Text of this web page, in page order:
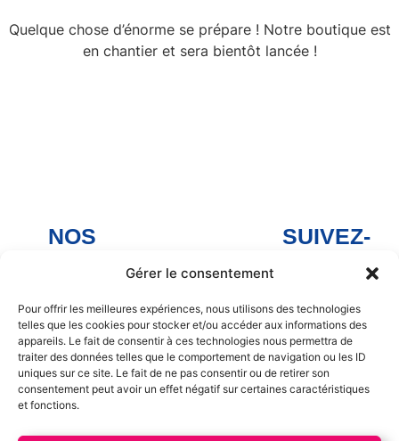
Gérer le consentement
Pour offrir les meilleures expériences, nous utilisons des technologies
telles que les cookies pour stocker et/ou accéder aux informations des
appareils. Le fait de consentir à ces technologies nous permettra de
traiter des données telles que le comportement de navigation ou les ID
uniques sur ce site. Le fait de ne pas consentir ou de retirer son
consentement peut avoir un effet négatif sur certaines caractéristiques
et fonctions.
Quelque chose d’énorme se prépare ! Notre boutique est
en chantier et sera bientôt lancée !
NOS
Noyen-sur-
Sarthe
Savigné-
l'Évêque
La Chapelle
Saint Aubin
SUIVEZ-
Arnage
Facebook
Noyen sur
Sarthe